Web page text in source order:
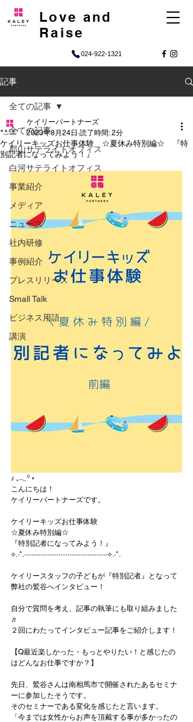
024-922-1321
Love and
Raise
記事
全ての記事
郡山サテライトオフィス
白河サテライトオフィス
事業紹介
メディア
ニュース
社内研修
事例紹介
プレスリリース
Small Talk
ビジネス用語
講演
全ての記事
ケイリーキッズお仕事体験 ☆夏休み特別編☆ 『特
別記者になってみよう！』
ケイリーパートナーズ
2023年8月24日 読了時間: 2分
‎♪ 𓈒𓂃꙳⋆
こんにちは！
ケイリーパートナーズです。
ケイリーキッズお仕事体験
☆夏休み特別編☆
『特別記者になってみよう！』
⟡.·*.··············································⟡.·*.
ケイリースタッフの子どもが『特別記者』となって
弊社の鷲谷へインタビュー！
自分で質問を考え、記事の執筆にも取り組みました
♬
２回にわたってインタビュー記事をご紹介します！
【Q最近楽しかった・もっとやりたい！と感じたの
はどんなお仕事ですか？】
先日、鷲谷さんは南相馬市で開催されたあるセミナ
ーに参加したそうです。
そのセミナーである変化を感じたと言います。
「今までは女性からお声を頂戴する事が多かったの